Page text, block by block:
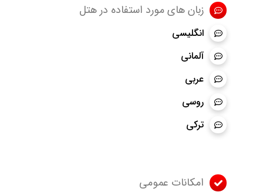
زبان های مورد استفاده در هتل
انگلیسی
آلمانی
عربی
روسی
ترکی
امکانات عمومی